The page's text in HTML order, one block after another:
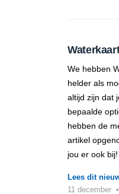
We hebben
helder als
altijd zijn dat
bepaalde
hebben de
artikel
jou er ook
Lees dit
11 december •